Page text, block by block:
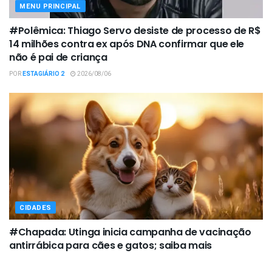
MENU PRINCIPAL
#Polêmica: Thiago Servo desiste de processo de R$
14 milhões contra ex após DNA confirmar que ele
não é pai de criança
PORESTAGIÁRIO 2 2026/08/06
CIDADES
#Chapada: Utinga inicia campanha de vacinação
antirrábica para cães e gatos; saiba mais